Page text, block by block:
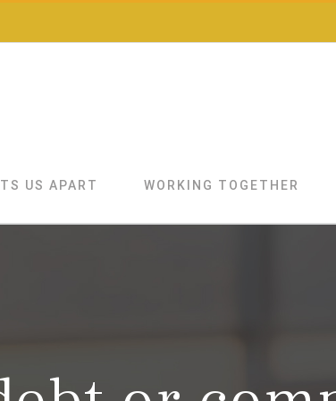
US APART WORKING TOGETHER